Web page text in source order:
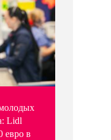
Lidl
евро в